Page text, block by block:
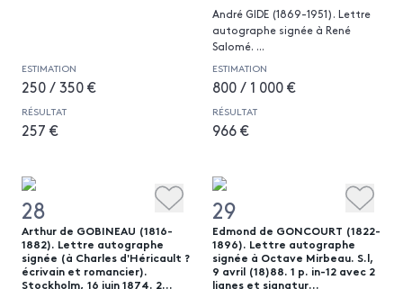
ESTIMATION
250 / 350 €
RÉSULTAT
257 €
André GIDE (1869-1951). Lettre
autographe signée à René
Salomé. ...
ESTIMATION
800 / 1 000 €
RÉSULTAT
966 €
28
Arthur de GOBINEAU (1816-
1882). Lettre autographe
signée (à Charles d'Héricault ?
écrivain et romancier).
Stockholm, 16 juin 1874. 2...
29
Edmond de GONCOURT (1822-
1896). Lettre autographe
signée à Octave Mirbeau. S.l,
9 avril (18)88. 1 p. in-12 avec 2
lignes et signatur...